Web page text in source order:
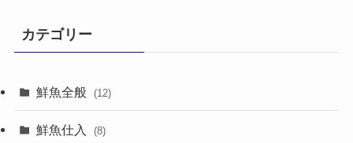
カテゴリー
鮮魚全般 (12)
鮮魚仕入 (8)